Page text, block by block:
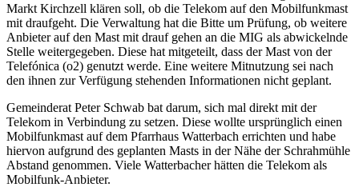
Markt Kirchzell klären soll, ob die Telekom auf den Mobilfunkmast
mit draufgeht. Die Verwaltung hat die Bitte um Prüfung, ob weitere
Anbieter auf den Mast mit drauf gehen an die MIG als abwickelnde
Stelle weitergegeben. Diese hat mitgeteilt, dass der Mast von der
Telefónica (o2) genutzt werde. Eine weitere Mitnutzung sei nach
den ihnen zur Verfügung stehenden Informationen nicht geplant.
Gemeinderat Peter Schwab bat darum, sich mal direkt mit der
Telekom in Verbindung zu setzen. Diese wollte ursprünglich einen
Mobilfunkmast auf dem Pfarrhaus Watterbach errichten und habe
hiervon aufgrund des geplanten Masts in der Nähe der Schrahmühle
Abstand genommen. Viele Watterbacher hätten die Telekom als
Mobilfunk-Anbieter.